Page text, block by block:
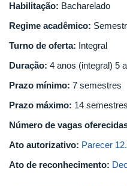
Habilitação: Bacharelado
Regime acadêmico:
Turno de oferta: Integral
Duração: 4 anos (integral) 5
Prazo mínimo: 7 semestres
Prazo máximo: 14 semestres
Número de vagas
Ato autorizativo: Parecer
Ato de reconhecimento: